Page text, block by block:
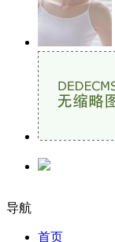
导航
首页